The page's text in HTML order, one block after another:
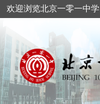
欢迎浏览北京一零一中学